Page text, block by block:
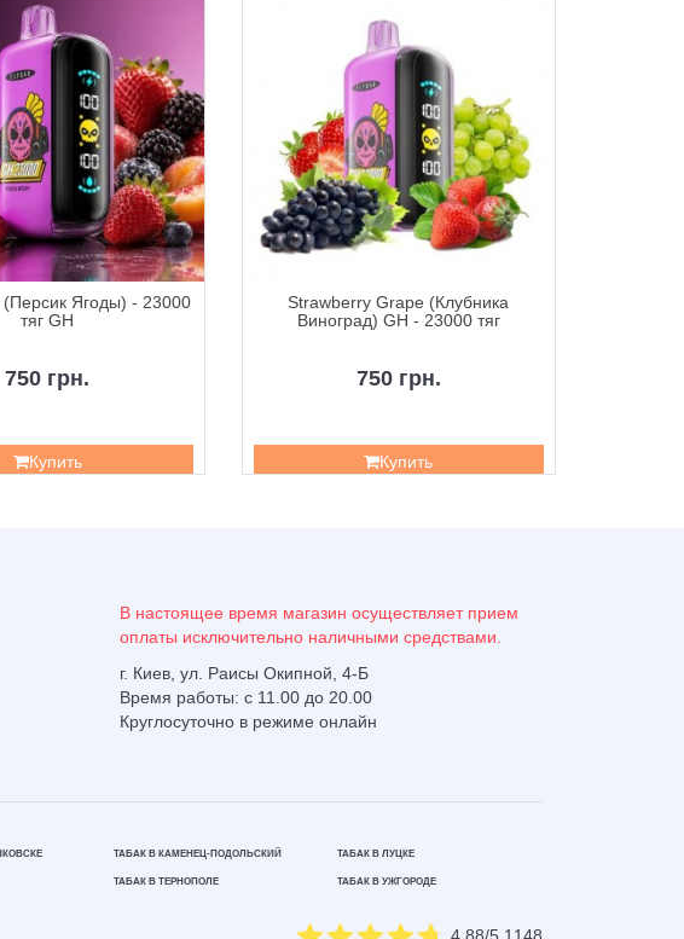
(Персик Ягоды) - 23000
тяг GH
750 грн.
Купить
Strawberry Grape (Клубника
Виноград) GH - 23000 тяг
750 грн.
Купить
В настоящее время магазин осуществляет прием
оплаты исключительно наличными средствами.
г. Киев, ул. Раисы Окипной, 4-Б
Время работы: с 11.00 до 20.00
Круглосуточно в режиме онлайн
ТАБАК В КАМЕНЕЦ-ПОДОЛЬСКИЙ ТАБАК В ЛУЦКЕ
ТАБАК В ТЕРНОПОЛЕ ТАБАК В УЖГОРОДЕ